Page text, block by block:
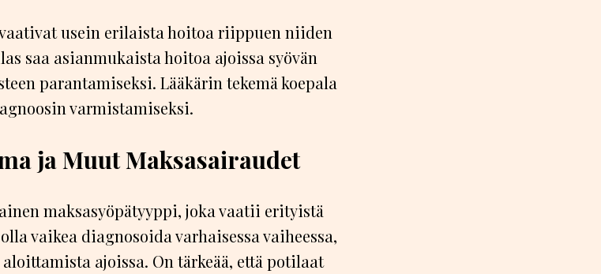
usein erilaista hoitoa riippuen niiden
saa asianmukaista hoitoa ajoissa syövän
parantamiseksi. Lääkärin tekemä koepala
varmistamiseksi.
ja Muut Maksasairaudet
maksasyöpätyyppi, joka vaatii erityistä
vaikea diagnosoida varhaisessa vaiheessa,
ajoissa. On tärkeää, että potilaat